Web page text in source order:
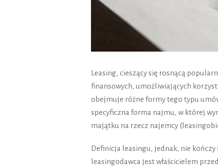
Leasing, cieszący się rosnącą
finansowych, umożliwiających
obejmuje różne formy tego typu
specyficzna forma najmu, w której
majątku na rzecz najemcy
Definicja leasingu, jednak, nie
leasingodawca jest właścicielem